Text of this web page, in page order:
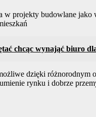
projekty budowlane jako
chcąc wynająć biuro
dzięki
rynku i dobrze